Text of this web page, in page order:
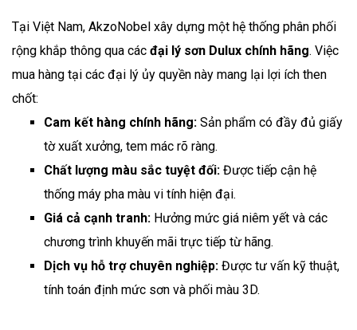
Tại Việt Nam, AkzoNobel xây dựng một hệ thống phân phối
rộng khắp thông qua các đại lý sơn Dulux chính hãng. Việc
mua hàng tại các đại lý ủy quyền này mang lại lợi ích then
chốt:
Cam kết hàng chính hãng: Sản phẩm có đầy đủ giấy
tờ xuất xưởng, tem mác rõ ràng.
Chất lượng màu sắc tuyệt đối: Được tiếp cận hệ
thống máy pha màu vi tính hiện đại.
Giá cả cạnh tranh: Hưởng mức giá niêm yết và các
chương trình khuyến mãi trực tiếp từ hãng.
Dịch vụ hỗ trợ chuyên nghiệp: Được tư vấn kỹ thuật,
tính toán định mức sơn và phối màu 3D.